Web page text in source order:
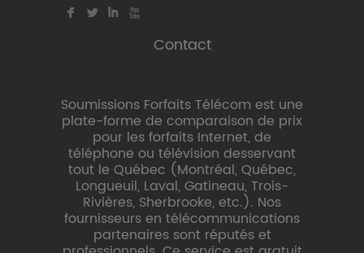
F L I X
Contact
Soumissions Forfaits Télécom est une
plate-forme de comparaison de prix
pour les forfaits Internet, de
téléphone ou télévision desservant
tout le Québec (Montréal, Québec,
Longueuil, Laval, Gatineau, Trois-
Rivières, Sherbrooke, etc.). Nos
fournisseurs en télécommunications
partenaires sont réputés et